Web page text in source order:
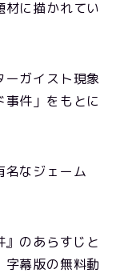
材に描かれてい
ーガイスト現象
件」をもとに
名なジェーム
のあらすじと
字幕版の無料動